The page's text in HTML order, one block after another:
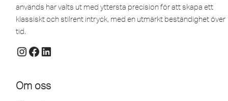
används har valts ut med yttersta precision för att skapa ett
klassiskt och stilrent intryck, med en utmärkt beständighet över
tid.
Om oss